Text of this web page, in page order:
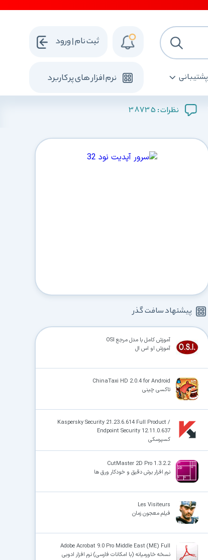
پشتیبانی نرم افزار های پرکاربرد
ثبت نام | ورود
نظرات : 38735
پیشنهاد سافت گذر
آموزش کامل با مدل مرجع OSI
آموزش او اس ال
ChinaTaxi HD 2.0.4 for Android
تاکسی چینی
Kaspersky Security 21.23.6.614 Full Product /
Endpoint Security 12.11.0.637
کسپرسکی
CutMaster 2D Pro 1.3.2.2
نرم افزار برش دقیق و خودکار ورق ها
Les Visiteurs
فیلم معجون زمان
Adobe Acrobat 9.0 Pro Middle East (ME) Full
نسخه خاورمیانه (با امکانات فارسی) نرم افزار ادوبی